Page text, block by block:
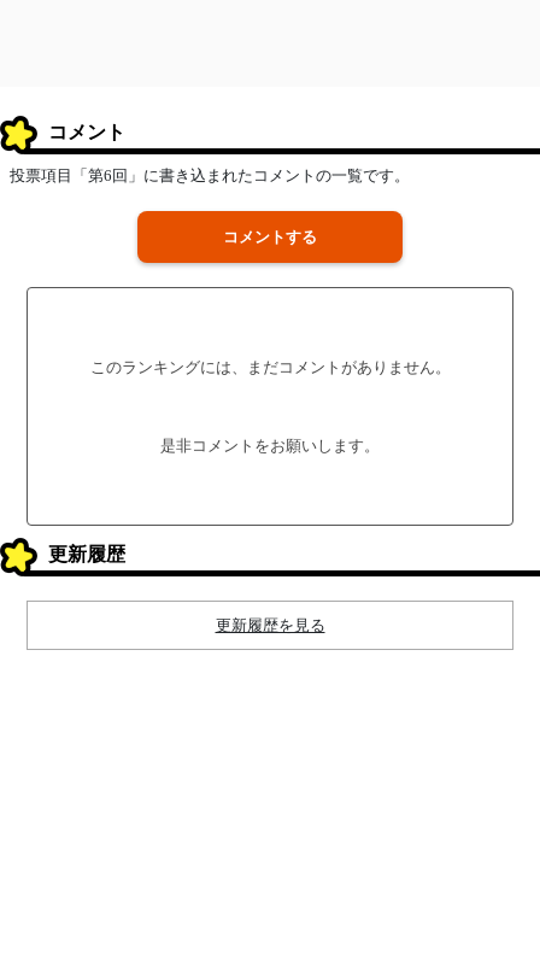
コメント
投票項目「第6回」に書き込まれたコメントの一覧です。
コメントする
このランキングには、まだコメントがありません。
是非コメントをお願いします。
更新履歴
更新履歴を見る